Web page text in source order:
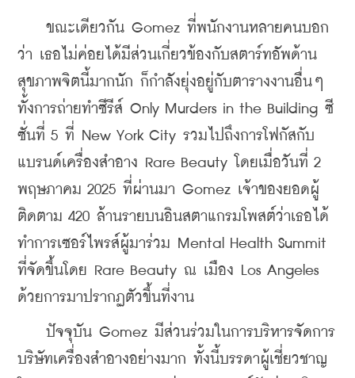
ขณะเดียวกัน Gomez ที่พนักงานหลายคนบอก
ว่า เธอไม่ค่อยได้มีส่วนเกี่ยวข้องกับสตาร์ทอัพด้าน
สุขภาพจิตนี้มากนัก ก็กำลังยุ่งอยู่กับตารางงานอื่นๆ
ทั้งการถ่ายทำซีรีส์ Only Murders in the Building ซี
ซั่นที่ 5 ที่ New York City รวมไปถึงการโฟกัสกับ
แบรนด์เครื่องสำอาง Rare Beauty โดยเมื่อวันที่ 2
พฤษภาคม 2025 ที่ผ่านมา Gomez เจ้าของยอดผู้
ติดตาม 420 ล้านรายบนอินสตาแกรมโพสต์ว่าเธอได้
ทำการเซอร์ไพรส์ผู้มาร่วม Mental Health Summit
ที่จัดขึ้นโดย Rare Beauty ณ เมือง Los Angeles
ด้วยการมาปรากฏตัวขึ้นที่งาน
ปัจจุบัน Gomez มีส่วนร่วมในการบริหารจัดการ
บริษัทเครื่องสำอางอย่างมาก ทั้งนี้บรรดาผู้เชี่ยวชาญ